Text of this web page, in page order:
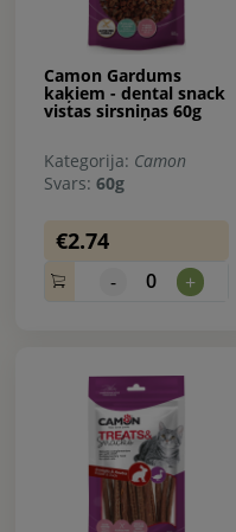
Camon Gardums
kaķiem - dental snack
vistas sirsniņas 60g
Kategorija: Camon
Svars: 60g
€2.74
- 0 +